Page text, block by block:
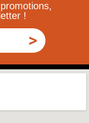
!
>